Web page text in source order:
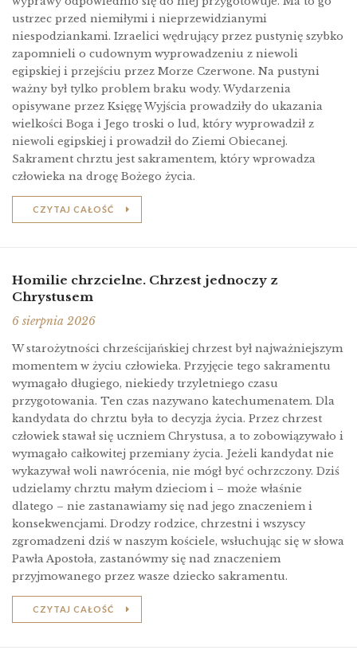
ustrzec przed niemiłymi i nieprzewidzianymi
niespodziankami. Izraelici wędrujący przez pustynię szybko
zapomnieli o cudownym wyprowadzeniu z niewoli
egipskiej i przejściu przez Morze Czerwone. Na pustyni
ważny był tylko problem braku wody. Wydarzenia
opisywane przez Księgę Wyjścia prowadziły do ukazania
wielkości Boga i Jego troski o lud, który wyprowadził z
niewoli egipskiej i prowadził do Ziemi Obiecanej.
Sakrament chrztu jest sakramentem, który wprowadza
człowieka na drogę Bożego życia.
CZYTAJ CAŁOŚĆ
Homilie chrzcielne. Chrzest jednoczy z
Chrystusem
6 sierpnia 2026
W starożytności chrześcĳańskiej chrzest był najważniejszym
momentem w życiu człowieka. Przyjęcie tego sakramentu
wymagało długiego, niekiedy trzyletniego czasu
przygotowania. Ten czas nazywano katechumenatem. Dla
kandydata do chrztu była to decyzja życia. Przez chrzest
człowiek stawał się uczniem Chrystusa, a to zobowiązywało i
wymagało całkowitej przemiany życia. Jeżeli kandydat nie
wykazywał woli nawrócenia, nie mógł być ochrzczony. Dziś
udzielamy chrztu małym dzieciom i – może właśnie
dlatego – nie zastanawiamy się nad jego znaczeniem i
konsekwencjami. Drodzy rodzice, chrzestni i wszyscy
zgromadzeni dziś w naszym kościele, wsłuchując się w słowa
Pawła Apostoła, zastanówmy się nad znaczeniem
przyjmowanego przez wasze dziecko sakramentu.
CZYTAJ CAŁOŚĆ